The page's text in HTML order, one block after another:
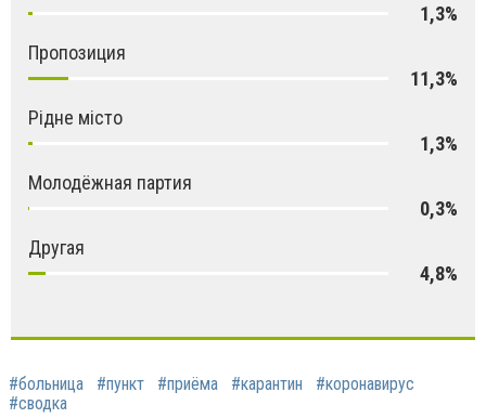
1,3%
Пропозиция
11,3%
Рідне місто
1,3%
Молодёжная партия
0,3%
Другая
4,8%
#больница #пункт #приёма #карантин
#коронавирус
#сводка